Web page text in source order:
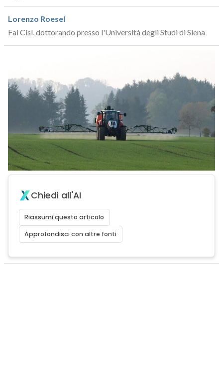
Lorenzo Roesel
Fai Cisl, dottorando presso l'Università degli Studi di Siena
Chiedi all'AI
Riassumi questo articolo
Approfondisci con altre fonti